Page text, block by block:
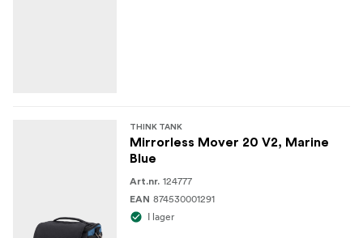
3-lagers bondad nylontråd
Slitstark vattenavvisande beläggning (DWR)
THINK TANK
Mirrorless Mover 20 V2, Marine
Blue
Art.nr. 124777
EAN 874530001291
I lager